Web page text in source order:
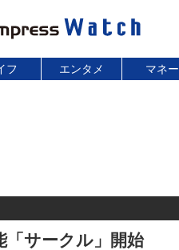
フ エンタメ マネー
サークル」開始